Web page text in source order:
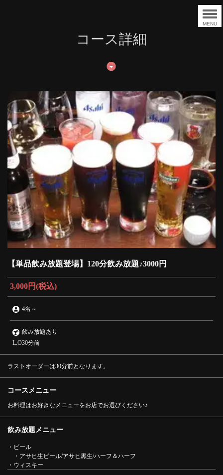
MENU
コース詳細
【単品飲み放題登場】120分飲み放題♪3000円
3,000円(税込)
4名 ～
飲み放題あり
L.O30分前
ラストオーダーは30分前となります。
コースメニュー
お料理はお好きなメニューをお店でお選びください♪
飲み放題メニュー
・ビール
・アサヒ生ビール/アサヒ黒生/ハーフ＆ハーフ
・ウィスキー